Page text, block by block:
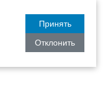
Принять
Отклонить